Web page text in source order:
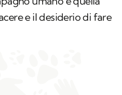
e il desiderio di fare